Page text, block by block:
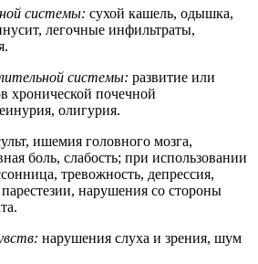
системы: сухой кашель, одышка,
легочные инфильтраты,
системы: развитие или
хронической почечной
олигурия.
ишемия головного мозга,
боль, слабость; при использовании
тревожность, депрессия,
нарушения со стороны
нарушения слуха и зрения, шум